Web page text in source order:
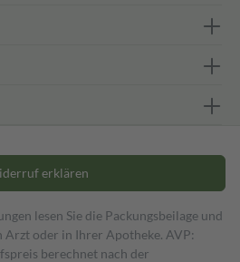
erklären
lesen Sie die Packungsbeilage und
Arzt oder in Ihrer Apotheke. AVP:
berechnet nach der